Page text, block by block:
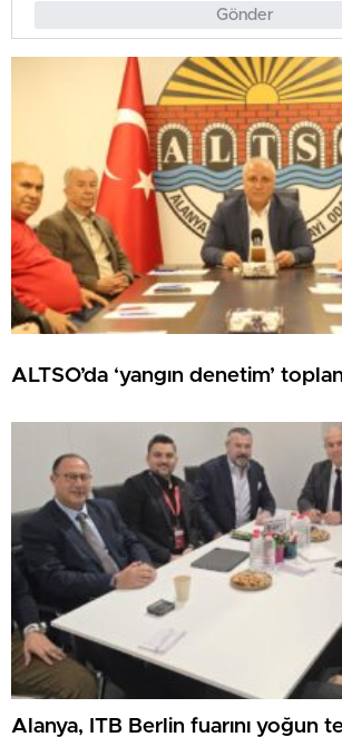
Gönder
ALTSO’da ‘yangın denetim’
Alanya, ITB Berlin fuarını yoğun